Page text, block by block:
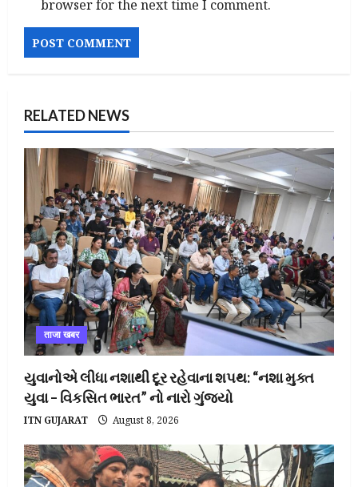
browser for the next time I comment.
RELATED NEWS
ताजा खबर
યુવાનોએ લીધા નશાથી દૂર રહેવાના શપથ: “નશા મુક્ત
યુવા – વિકસિત ભારત” નો નારો ગુંજ્યો
ITN GUJARAT August 8, 2026